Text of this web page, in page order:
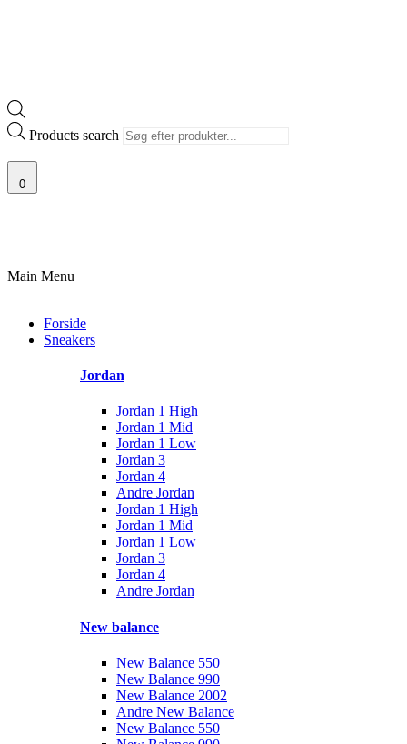
Products search
0
Main Menu
Forside
Sneakers
Jordan
Jordan 1 High
Jordan 1 Mid
Jordan 1 Low
Jordan 3
Jordan 4
Andre Jordan
Jordan 1 High
Jordan 1 Mid
Jordan 1 Low
Jordan 3
Jordan 4
Andre Jordan
New balance
New Balance 550
New Balance 990
New Balance 2002
Andre New Balance
New Balance 550